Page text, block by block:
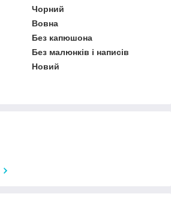
Чорний
Вовна
Без капюшона
Без малюнків і написів
Новий